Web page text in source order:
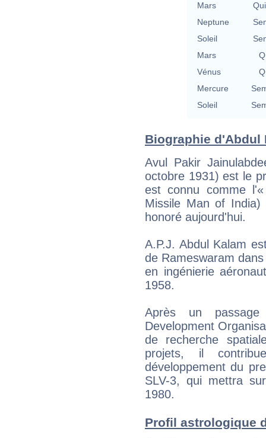
Mars
Neptune
Soleil
Mars
Vénus
Mercure
Soleil
Biographie d'Abdul
Avul Pakir
octobre 1931) est le
est connu comme
Missile Man of
honoré aujourd'hui.
A.P.J. Abdul Kalam
de Rameswaram
en ingénierie
1958.
Après un
Development
de recherche
projets, il
développement du
SLV-3, qui mettra
1980.
Profil astrologique